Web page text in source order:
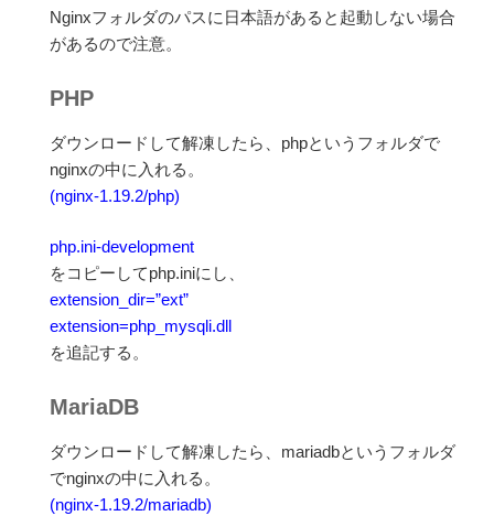
Nginxフォルダのパスに日本語があると起動しない場合
があるので注意。
PHP
ダウンロードして解凍したら、phpというフォルダで
nginxの中に入れる。
(nginx-1.19.2/php)
php.ini-development
をコピーしてphp.iniにし、
extension_dir=”ext”
extension=php_mysqli.dll
を追記する。
MariaDB
ダウンロードして解凍したら、mariadbというフォルダ
でnginxの中に入れる。
(nginx-1.19.2/mariadb)